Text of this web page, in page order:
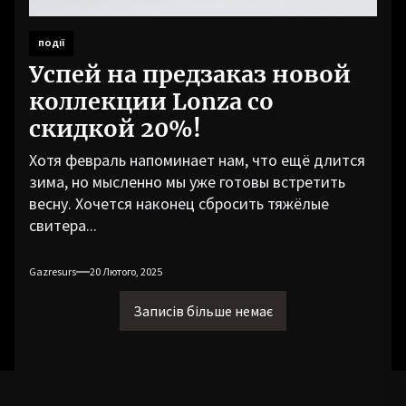
ПОДІЇ
Успей на предзаказ новой
коллекции Lonza со
скидкой 20%!
Хотя февраль напоминает нам, что ещё длится
зима, но мысленно мы уже готовы встретить
весну. Хочется наконец сбросить тяжёлые
свитера...
Gazresurs 20 Лютого, 2025
Записів більше немає